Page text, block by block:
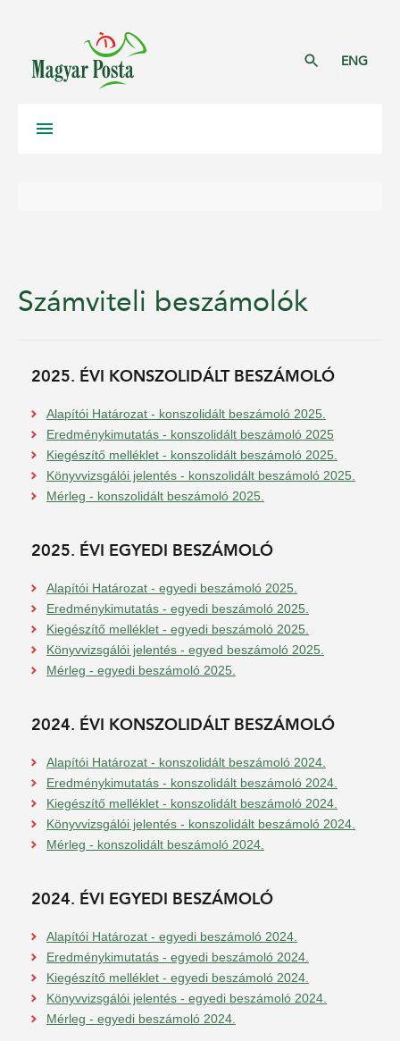
ENG
Számviteli beszámolók
2025. ÉVI KONSZOLIDÁLT BESZÁMOLÓ
Alapítói Határozat - konszolidált beszámoló 2025.
Eredménykimutatás - konszolidált beszámoló 2025
Kiegészítő melléklet - konszolidált beszámoló 2025.
Könyvvizsgálói jelentés - konszolidált beszámoló 2025.
Mérleg - konszolidált beszámoló 2025.
2025. ÉVI EGYEDI BESZÁMOLÓ
Alapítói Határozat - egyedi beszámoló 2025.
Eredménykimutatás - egyedi beszámoló 2025.
Kiegészítő melléklet - egyedi beszámoló 2025.
Könyvvizsgálói jelentés - egyed beszámoló 2025.
Mérleg - egyedi beszámoló 2025.
2024. ÉVI KONSZOLIDÁLT BESZÁMOLÓ
Alapítói Határozat - konszolidált beszámoló 2024.
Eredménykimutatás - konszolidált beszámoló 2024.
Kiegészítő melléklet - konszolidált beszámoló 2024.
Könyvvizsgálói jelentés - konszolidált beszámoló 2024.
Mérleg - konszolidált beszámoló 2024.
2024. ÉVI EGYEDI BESZÁMOLÓ
Alapítói Határozat - egyedi beszámoló 2024.
Eredménykimutatás - egyedi beszámoló 2024.
Kiegészítő melléklet - egyedi beszámoló 2024.
Könyvvizsgálói jelentés - egyedi beszámoló 2024.
Mérleg - egyedi beszámoló 2024.